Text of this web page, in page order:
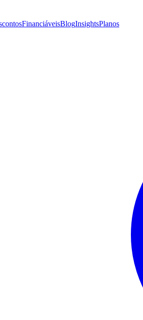
FinanciáveisBlogInsightsPlanos